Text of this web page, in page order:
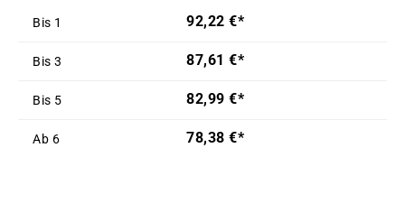
Bis 1 92,22 €*
Bis 3 87,61 €*
Bis 5 82,99 €*
Ab 6 78,38 €*